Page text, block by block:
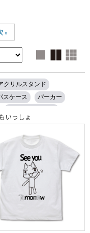
»
クリルスタンド
スケース
パーカー
緑系 白系
黒系
いっしょ